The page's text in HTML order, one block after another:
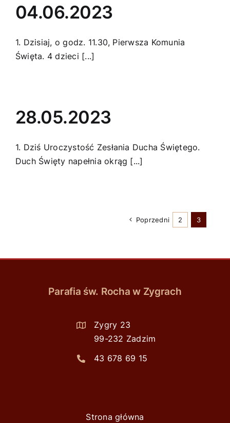
04.06.2023
1. Dzisiaj, o godz. 11.30, Pierwsza Komunia
Święta. 4 dzieci [...]
28.05.2023
1. Dziś Uroczystość Zesłania Ducha Świętego.
Duch Święty napełnia okrąg [...]
Poprzedni 2 3
Parafia św. Rocha w Zygrach
Zygry 23
99-232 Zadzim
43 678 69 15
Strona główna